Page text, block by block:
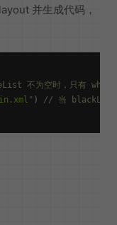
并生成代码，
不为空时，只有
) // 当 blackList